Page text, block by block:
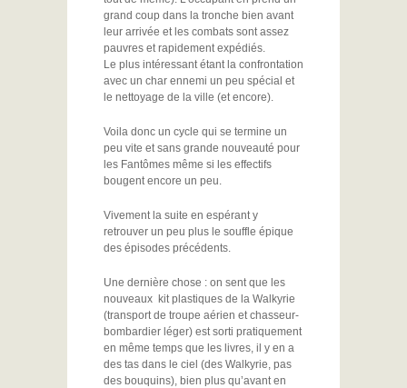
grand coup dans la tronche bien avant
leur arrivée et les combats sont assez
pauvres et rapidement expédiés.
Le plus intéressant étant la confrontation
avec un char ennemi un peu spécial et
le nettoyage de la ville (et encore).
Voila donc un cycle qui se termine un
peu vite et sans grande nouveauté pour
les Fantômes même si les effectifs
bougent encore un peu.
Vivement la suite en espérant y
retrouver un peu plus le souffle épique
des épisodes précédents.
Une dernière chose : on sent que les
nouveaux kit plastiques de la Walkyrie
(transport de troupe aérien et chasseur-
bombardier léger) est sorti pratiquement
en même temps que les livres, il y en a
des tas dans le ciel (des Walkyrie, pas
des bouquins), bien plus qu’avant en